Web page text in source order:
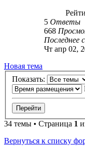
5 Ответы
668
Последнее
Чт апр 02,
Новая тема
Показать:
34 темы • Страница 1
Вернуться к списку